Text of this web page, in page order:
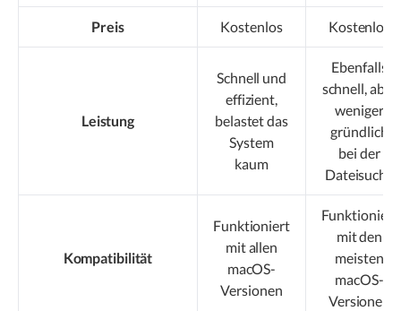
Preis Kostenlos Kostenlos
Leistung
Schnell und
effizient,
belastet das
System
kaum
Ebenfalls
schnell, aber
weniger
gründlich
bei der
Dateisuche
Kompatibilität
Funktioniert
mit allen
macOS-
Versionen
Funktioniert
mit den
meisten
macOS-
Versionen